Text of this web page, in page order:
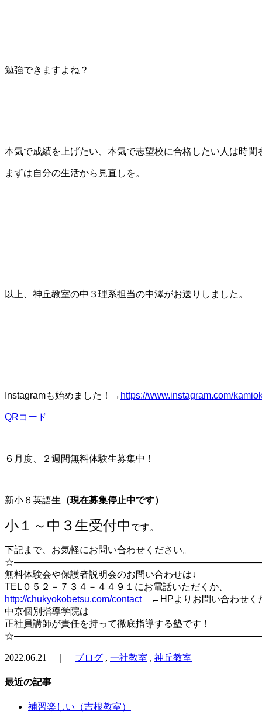
勉強できますよね？
本気で成績を上げたい、本気で志望校に合格したい人は時間
まずは自分の生活から見直しを。
以上、神丘教室の中３理系担当の中澤がお送りしました。
Instagramも始めました！→ https://www.instagram.com/
QRコード
６月度、２週間無料体験生募集中！
新小６英語生 （現在募集停止中です）
小１～中３生受付中 です。
下記まで、お気軽にお問い合わせください。
無料体験会や保護者説明会のお問い合わせは↓
TEL０５２－７３４－４４９１にお電話いただくか、
http://chukyokobetsu.com/contact←HPよりお問い合わせく
中京個別指導学院は
正社員講師が責任を持って徹底指導する塾です！
2022.06.21 ｜ ブログ , 一社教室 , 神丘教室
最近の記事
補習楽しい（吉根教室）